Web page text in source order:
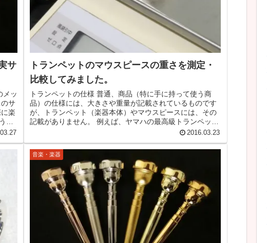
サ
メッ
サ
楽
マ
トランペットのマウスピースの重さを測定・
比較してみました。
トランペットの仕様 普通、商品（特に手に持って使う商
品）の仕様には、大きさや重量が記載されているものです
が、トランペット（楽器本体）やマウスピースには、その
記載がありません。 例えば、ヤマハの最高級トランペット
2016.03.23
音楽・楽器